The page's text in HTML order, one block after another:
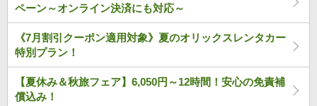
ペーン～オンライン決済にも対応～
《7月割引クーポン適用対象》夏のオリックスレンタカー
特別プラン！
【夏休み＆秋旅フェア】6,050円～12時間！安心の免責補
償込み！